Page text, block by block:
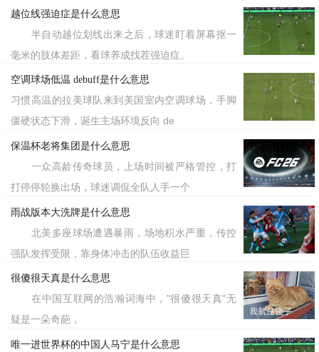
越位线强迫症是什么意思
半自动越位划线出来之后，球迷盯着屏幕抠一
毫米的肢体差距，看球养成找茬强迫症。
空调球场低温 debuff是什么意思
习惯高温的拉美球队来到美国室内空调球场，手脚
僵硬状态下滑，诞生主场环境反向 de
保温杯老将集团是什么意思
一众高龄传奇球员，上场时间被严格管控，打
打停停轮换出场，球迷调侃全队人手一个
雨战版本大洗牌是什么意思
北美多座球场遭遇暴雨，场地积水严重，传控
强队发挥受限，靠身体冲击的队伍收益巨
很傻很天真是什么意思
在中国互联网的浩瀚词海中，"很傻很天真"无
疑是一朵奇葩，
唯一进世界杯的中国人马宁是什么意思